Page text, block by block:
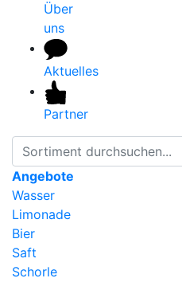
Über
uns
Aktuelles
Partner
Angebote
Wasser
Limonade
Bier
Saft
Schorle